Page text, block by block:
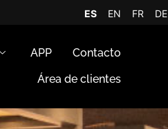
ES EN FR DE
APP
Contacto
Área de clientes